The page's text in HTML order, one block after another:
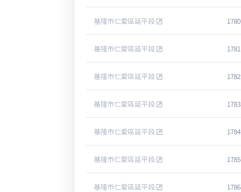
基隆市仁愛區延平段 1780
基隆市仁愛區延平段 1781
基隆市仁愛區延平段 1782
基隆市仁愛區延平段 1783
基隆市仁愛區延平段 1784
基隆市仁愛區延平段 1785
基隆市仁愛區延平段 1786